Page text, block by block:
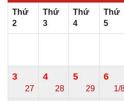
Thứ
2
Thứ
3
Thứ
4
Thứ
5
3
27
4
28
5
29
6
1/